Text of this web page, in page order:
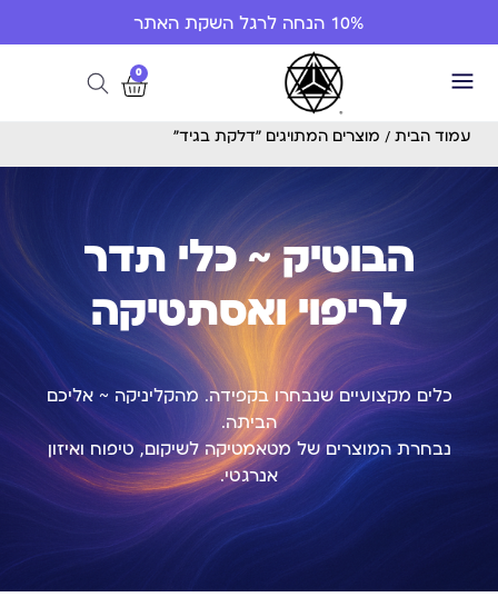
10% הנחה לרגל השקת האתר
0
עמוד הבית / מוצרים המתויגים “דלקת בגיד”
הבוטיק ~ כלי תדר
לריפוי ואסתטיקה
כלים מקצועיים שנבחרו בקפידה. מהקליניקה ~ אליכם
הביתה.
נבחרת המוצרים של מטאמטיקה לשיקום, טיפוח ואיזון
אנרגטי.